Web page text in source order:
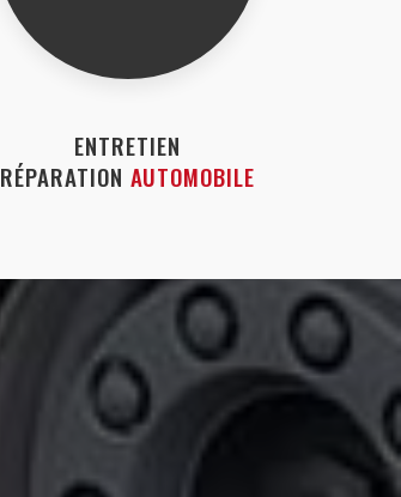
ENTRETIEN
RÉPARATION AUTOMOBILE